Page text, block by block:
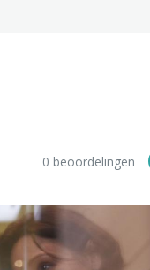
München Wenen
0 beoordelingen